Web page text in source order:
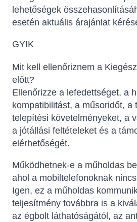
lehetőségek
esetén aktuális árajánlat
GYIK
Mit kell ellenőriznem a
előtt?
Ellenőrizze a lefedettséget, a
kompatibilitást, a műsoridőt, a
telepítési követelményeket, a
a jótállási feltételeket és a
elérhetőségét.
Működhetnek-e a műholdas
ahol a mobiltelefonoknak
Igen, ez a műholdas
teljesítmény továbbra is a
az égbolt láthatóságától, az